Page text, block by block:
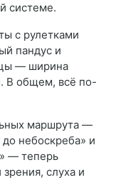
системе.
с рулетками
пандус и
— ширина
В общем, всё по-
маршрута —
небоскреба» и
— теперь
слуха и